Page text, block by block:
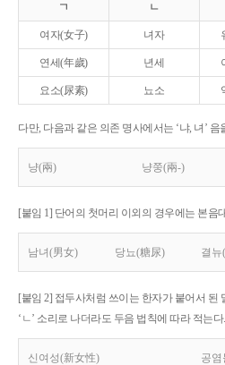
ㄱ ㄴ
여자(女子) 녀자
연세(年歲) 년세
요소(尿素) 뇨소
다만, 다음과 같은 의존 명사에서는 ‘냐, 녀’ 음
냥(兩) 냥쭝(兩-)
[붙임 1] 단어의 첫머리 이외의 경우에는 본음
남녀(男女) 당뇨(糖尿) 결뉴
[붙임 2] 접두사처럼 쓰이는 한자가 붙어서 된
‘ㄴ’ 소리로 나더라도 두음 법칙에 따라 적는다.
신여성(新女性)
공